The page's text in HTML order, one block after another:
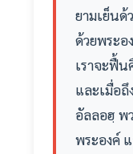
ยามเย็นด้
ด้วยพระอ
เราจะฟื้
และเมื่อถึ
อัลลอฮฺ พ
พระองค์